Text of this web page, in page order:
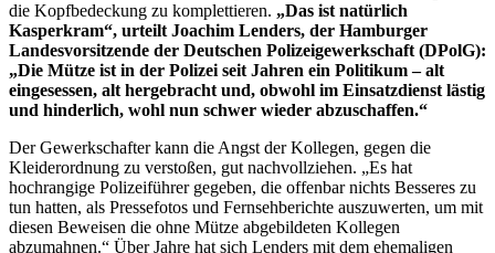
die Kopfbedeckung zu komplettieren. „Das ist natürlich
Kasperkram“, urteilt Joachim Lenders, der Hamburger
Landesvorsitzende der Deutschen Polizeigewerkschaft (DPolG):
„Die Mütze ist in der Polizei seit Jahren ein Politikum – alt
eingesessen, alt hergebracht und, obwohl im Einsatzdienst lästig
und hinderlich, wohl nun schwer wieder abzuschaffen.“
Der Gewerkschafter kann die Angst der Kollegen, gegen die
Kleiderordnung zu verstoßen, gut nachvollziehen. „Es hat
hochrangige Polizeiführer gegeben, die offenbar nichts Besseres zu
tun hatten, als Pressefotos und Fernsehberichte auszuwerten, um mit
diesen Beweisen die ohne Mütze abgebildeten Kollegen
abzumahnen.“ Über Jahre hat sich Lenders mit dem ehemaligen